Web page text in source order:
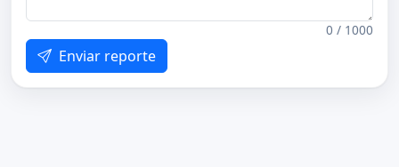
0 / 1000
Enviar reporte